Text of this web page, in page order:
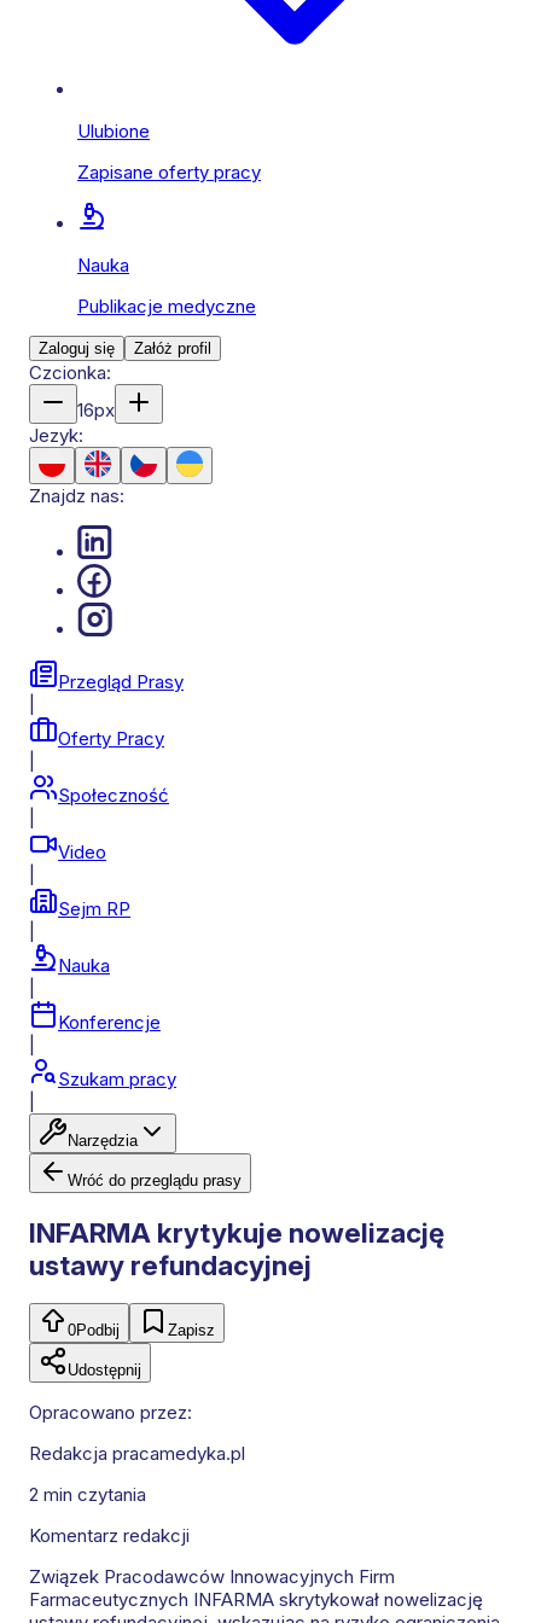
Ulubione
Zapisane oferty pracy
Nauka
Publikacje medyczne
Zaloguj się Załóż profil
Czcionka:
16px
Jezyk:
Znajdz nas:
Przegląd Prasy
Oferty Pracy
Społeczność
Video
Sejm RP
Nauka
Konferencje
Szukam pracy
Narzędzia
Wróć do przeglądu prasy
INFARMA krytykuje nowelizację
ustawy refundacyjnej
0Podbij Zapisz
Udostępnij
Opracowano przez:
Redakcja pracamedyka.pl
2 min czytania
Komentarz redakcji
Związek Pracodawców Innowacyjnych Firm
Farmaceutycznych INFARMA skrytykował nowelizację